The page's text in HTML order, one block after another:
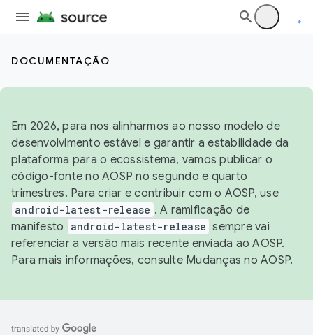
DOCUMENTAÇÃO
Em 2026, para nos alinharmos ao nosso modelo de
desenvolvimento estável e garantir a estabilidade da
plataforma para o ecossistema, vamos publicar o
código-fonte no AOSP no segundo e quarto
trimestres. Para criar e contribuir com o AOSP, use
android-latest-release . A ramificação de
manifesto
android-latest-release sempre vai
referenciar a versão mais recente enviada ao AOSP.
Para mais informações, consulte Mudanças no AOSP.